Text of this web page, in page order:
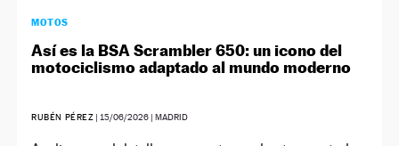
MOTOS
Así es la BSA Scrambler 650: un icono del
motociclismo adaptado al mundo moderno
RUBÉN PÉREZ | 15/06/2026 | MADRID